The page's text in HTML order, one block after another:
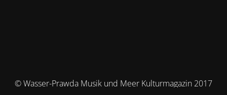
© Wasser-Prawda Musik und Meer Kulturmagazin 2017